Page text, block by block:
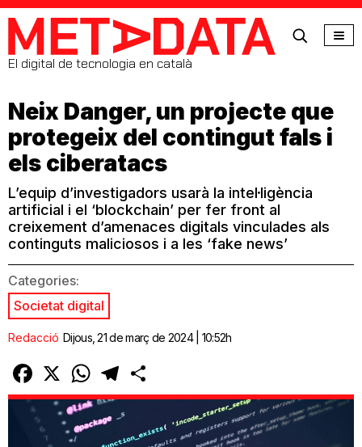
MetaData
El digital de tecnologia en català
Neix Danger, un projecte que
protegeix del contingut fals i
els ciberatacs
L’equip d’investigadors usarà la intel·ligència
artificial i el ‘blockchain’ per fer front al
creixement d’amenaces digitals vinculades als
continguts maliciosos i a les ‘fake news’
Categories:
Societat digital
Redacció Dijous, 21 de març de 2024 | 10:52h
Facebook
X WhatsAppTelegram